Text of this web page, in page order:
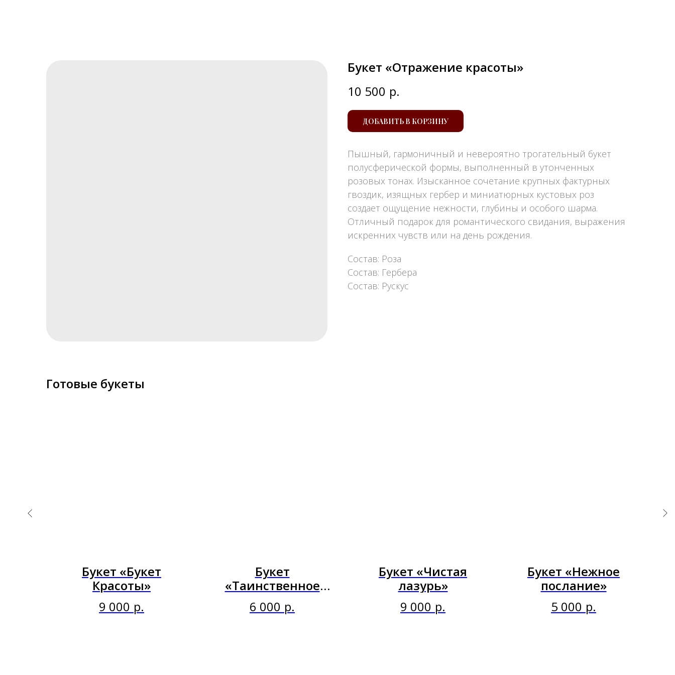
Букет «Отражение красоты»
10 500 р.
ДОБАВИТЬ В КОРЗИНУ
Пышный, гармоничный и невероятно трогательный букет
полусферической формы, выполненный в утонченных
розовых тонах. Изысканное сочетание крупных фактурных
гвоздик, изящных гербер и миниатюрных кустовых роз
создает ощущение нежности, глубины и особого шарма.
Отличный подарок для романтического свидания, выражения
искренних чувств или на день рождения.
Состав: Роза
Состав: Гербера
Состав: Рускус
Готовые букеты
Букет «Букет
Красоты»
9 000 р.
Букет
«Таинственное
очарование»
6 000 р.
Букет «Чистая
лазурь»
9 000 р.
Букет «Нежное
послание»
5 000 р.